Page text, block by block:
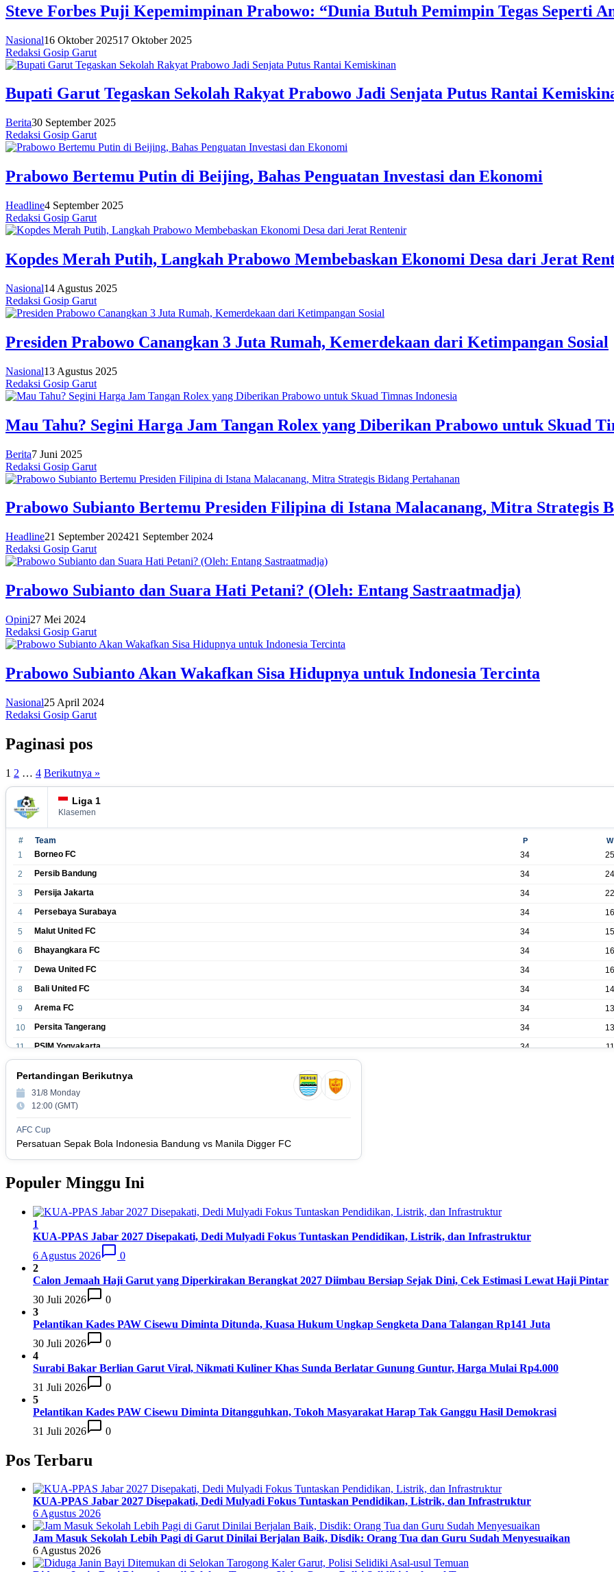
Steve Forbes Puji Kepemimpinan Prabowo: “Dunia Butuh Pemimpin Tegas Seperti
Nasional16 Oktober 202517 Oktober 2025
Redaksi Gosip Garut
Bupati Garut Tegaskan Sekolah Rakyat Prabowo Jadi Senjata Putus Rantai
Berita30 September 2025
Redaksi Gosip Garut
Prabowo Bertemu Putin di Beijing, Bahas Penguatan Investasi dan Ekonomi
Headline4 September 2025
Redaksi Gosip Garut
Kopdes Merah Putih, Langkah Prabowo Membebaskan Ekonomi Desa dari Jerat
Nasional14 Agustus 2025
Redaksi Gosip Garut
Presiden Prabowo Canangkan 3 Juta Rumah, Kemerdekaan dari Ketimpangan Sosial
Nasional13 Agustus 2025
Redaksi Gosip Garut
Mau Tahu? Segini Harga Jam Tangan Rolex yang Diberikan Prabowo untuk Skuad
Berita7 Juni 2025
Redaksi Gosip Garut
Prabowo Subianto Bertemu Presiden Filipina di Istana Malacanang, Mitra Strategis
Headline21 September 202421 September 2024
Redaksi Gosip Garut
Prabowo Subianto dan Suara Hati Petani? (Oleh: Entang Sastraatmadja)
Opini27 Mei 2024
Redaksi Gosip Garut
Prabowo Subianto Akan Wakafkan Sisa Hidupnya untuk Indonesia Tercinta
Nasional25 April 2024
Redaksi Gosip Garut
Paginasi pos
1 2 … 4 Berikutnya »
Liga 1
Klasemen
# Team P W
1 Borneo FC 34 25
2
Persib Bandung 34 24
3
Persija Jakarta 34 22
4
Persebaya Surabaya 34 16
5
Malut United FC 34 15
6
Bhayangkara FC 34 16
7
Dewa United FC 34 16
8
Bali United FC 34 14
9
Arema FC 34 13
10
Persita Tangerang 34 13
11
PSIM Yogyakarta 34 11
Persijap Jepara
14
Madura United FC
16
Persis Solo
17
Semen Padang FC
18
PSBS Biak
Pertandingan Berikutnya
31/8 Monday
12:00 (GMT)
AFC Cup
Persatuan Sepak Bola Indonesia Bandung vs Manila Digger FC
Populer Minggu Ini
1
KUA-PPAS Jabar 2027 Disepakati, Dedi Mulyadi Fokus Tuntaskan Pendidikan, Listrik, dan Infrastruktur
6 Agustus 2026
0
2
Calon Jemaah Haji Garut yang Diperkirakan Berangkat 2027 Diimbau Bersiap Sejak Dini, Cek Estimasi Lewat Haji Pintar
30 Juli 2026
0
3
Pelantikan Kades PAW Cisewu Diminta Ditunda, Kuasa Hukum Ungkap Sengketa Dana Talangan Rp141 Juta
30 Juli 2026
0
4
Surabi Bakar Berlian Garut Viral, Nikmati Kuliner Khas Sunda Berlatar Gunung Guntur, Harga Mulai Rp4.000
31 Juli 2026
0
5
Pelantikan Kades PAW Cisewu Diminta Ditangguhkan, Tokoh Masyarakat Harap Tak Ganggu Hasil Demokrasi
31 Juli 2026
0
Pos Terbaru
KUA-PPAS Jabar 2027 Disepakati, Dedi Mulyadi Fokus Tuntaskan Pendidikan, Listrik, dan Infrastruktur
6 Agustus 2026
Jam Masuk Sekolah Lebih Pagi di Garut Dinilai Berjalan Baik, Disdik: Orang Tua dan Guru Sudah Menyesuaikan
6 Agustus 2026